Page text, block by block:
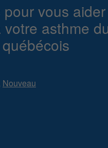
vous
votre asthme
Nouveau